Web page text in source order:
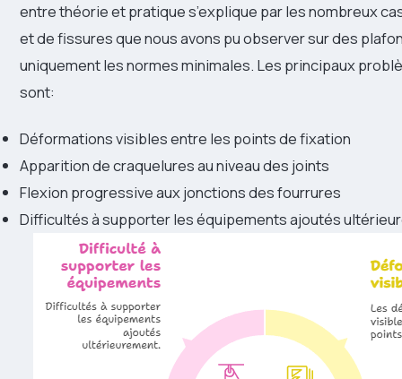
entre théorie et pratique s’explique par les nombreux
et de fissures que nous avons pu observer sur des
uniquement les normes minimales. Les principaux
sont:
Déformations visibles entre les points de fixation
Apparition de craquelures au niveau des joints
Flexion progressive aux jonctions des fourrures
Difficultés à supporter les équipements ajoutés